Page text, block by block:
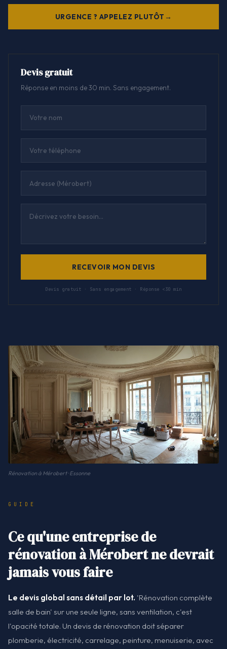
URGENCE ? APPELEZ PLUTÔT
Devis gratuit
Réponse en moins de 30 min. Sans engagement.
RECEVOIR MON DEVIS
Devis gratuit · Sans engagement · Réponse <30 min
Rénovation à Mérobert · Essonne
GUIDE
Ce qu'une entreprise de
rénovation à Mérobert ne devrait
jamais vous faire
Le devis global sans détail par lot. 'Rénovation complète
salle de bain' sur une seule ligne, sans ventilation, c'est
l'opacité totale. Un devis de rénovation doit séparer
plomberie, électricité, carrelage, peinture, menuiserie, avec